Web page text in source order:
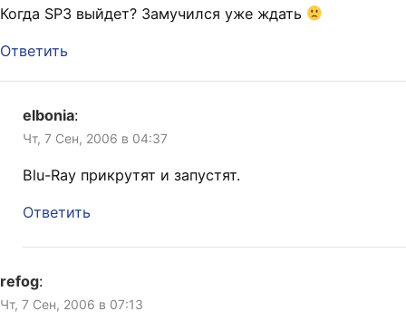
Когда SP3 выйдет? Замучился уже ждать
Ответить
elbonia:
Чт, 7 Сен, 2006 в 04:37
Blu-Ray прикрутят и запустят.
Ответить
refog:
Чт, 7 Сен, 2006 в 07:13